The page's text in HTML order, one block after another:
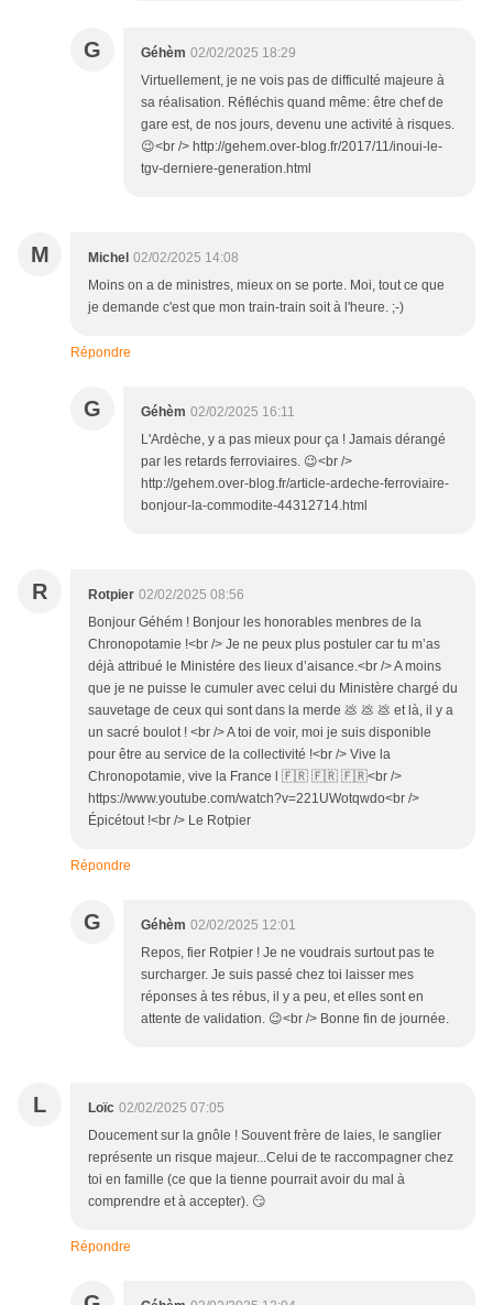
G Géhèm 02/02/2025 18:29
Virtuellement, je ne vois pas de difficulté majeure à
sa réalisation. Réfléchis quand même: être chef de
gare est, de nos jours, devenu une activité à risques.
😉<br /> http://gehem.over-blog.fr/2017/11/inoui-le-
tgv-derniere-generation.html
M Michel 02/02/2025 14:08
Moins on a de ministres, mieux on se porte. Moi, tout ce que
je demande c'est que mon train-train soit à l'heure. ;-)
Répondre
G Géhèm 02/02/2025 16:11
L'Ardèche, y a pas mieux pour ça ! Jamais dérangé
par les retards ferroviaires. 😉<br />
http://gehem.over-blog.fr/article-ardeche-ferroviaire-
bonjour-la-commodite-44312714.html
R Rotpier 02/02/2025 08:56
Bonjour Géhém ! Bonjour les honorables menbres de la
Chronopotamie !<br /> Je ne peux plus postuler car tu m’as
déjà attribué le Ministére des lieux d’aisance.<br /> A moins
que je ne puisse le cumuler avec celui du Ministère chargé du
sauvetage de ceux qui sont dans la merde 💩 💩 💩 et là, il y a
un sacré boulot ! <br /> A toi de voir, moi je suis disponible
pour être au service de la collectivité !<br /> Vive la
Chronopotamie, vive la France l 🇫🇷 🇫🇷 🇫🇷<br />
https://www.youtube.com/watch?v=221UWotqwdo<br />
Épicétout !<br /> Le Rotpier
Répondre
G Géhèm 02/02/2025 12:01
Repos, fier Rotpier ! Je ne voudrais surtout pas te
surcharger. Je suis passé chez toi laisser mes
réponses à tes rébus, il y a peu, et elles sont en
attente de validation. 😉<br /> Bonne fin de journée.
L Loïc 02/02/2025 07:05
Doucement sur la gnôle ! Souvent frère de laies, le sanglier
représente un risque majeur...Celui de te raccompagner chez
toi en famille (ce que la tienne pourrait avoir du mal à
comprendre et à accepter). 😏
Répondre